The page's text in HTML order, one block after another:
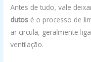
Antes de tudo, vale
dutos é o processo de
ar circula, geralmente
ventilação.